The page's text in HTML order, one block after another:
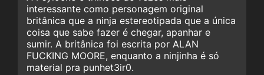
interessante como personagem original
britânica que a ninja estereotipada que a única
coisa que sabe fazer é chegar, apanhar e
sumir. A britânica foi escrita por ALAN
FUCKING MOORE, enquanto a ninjinha é só
material pra punhet3ir0.